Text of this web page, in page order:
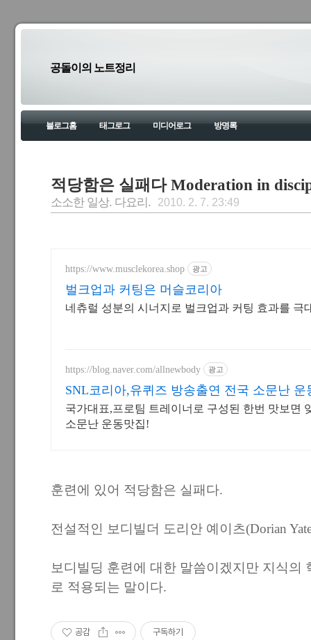
공돌이의 노트정리
블로그홈 태그로그 미디어로그 방명록
적당함은 실패다 Moderation in
소소한 일상. 다요리. 2010. 2. 7. 23:49
https://www.musclekorea.shop 광고
벌크업과 커팅은 머슬코리아
네츄럴 성분의 시너지로 벌크업과 커팅 효과를 극
https://blog.naver.com/allnewbody 광고
SNL코리아,유퀴즈 방송출연 전국 소문난 운
국가대표,프로팀 트레이너로 구성된 한번 맛보면
소문난 운동맛집!
훈련에 있어 적당함은 실패다.
전설적인 보디빌더 도리안 예이츠(Dorian
보디빌딩 훈련에 대한 말씀이겠지만 지식의
로 적용되는 말이다.
공감 구독하기